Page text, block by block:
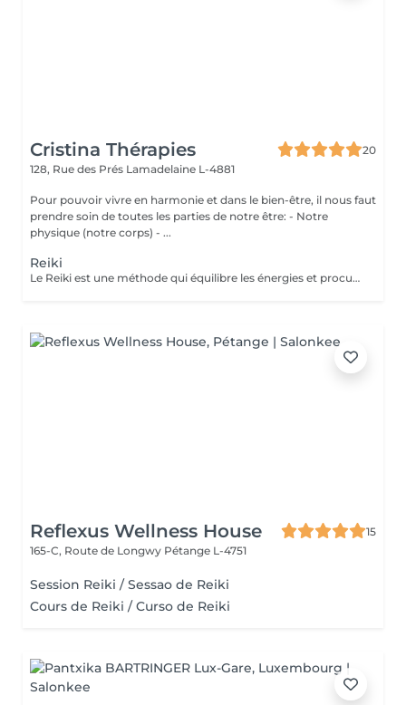
Cristina Thérapies
20
128, Rue des Prés Lamadelaine L-4881
Pour pouvoir vivre en harmonie et dans le bien-être, il nous faut
prendre soin de toutes les parties de notre être: - Notre
physique (notre corps) - ...
Reiki
Le Reiki est une méthode qui équilibre les énergies et procure un apaisement physique, psychique et émotionnel. Lors d'une séance de Reiki (Rei signifie esprit-conscience, Ki signifie énergie-sensation), le praticien dirige l'énergie universelle vers les zones du corps qui en ont le plus besoin, faisant en sorte que l'énergie circule uniformément et harmonieusement. Une séance permet : d'apaiser le corps et l'esprit de procurer un sentiment de bien-être d'harmoniser la circulation de l'énergie de favoriser un état de relaxation de soutenir le potentiel de guérison de retrouver un sommeil réparateur retrouver une meilleure circulation sanguine réduire les douleurs physiques réduire le stress Les séances de reiki peuvent être pratiquées à titre préventif, ou en accompagnement des soins médicaux, mais ne peuvent en aucun cas, se substituer aux traitements médicaux. Paiement sur place en espèces.
Reflexus Wellness House
15
165-C, Route de Longwy Pétange L-4751
Session Reiki / Sessao de Reiki
Cours de Reiki / Curso de Reiki